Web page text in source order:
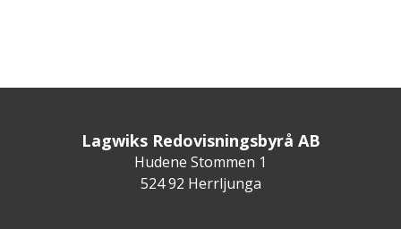
Lagwiks Redovisningsbyrå AB
Hudene Stommen 1
524 92 Herrljunga